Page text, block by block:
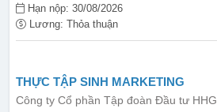
Hạn nộp: 30/08/2026
Lương: Thỏa thuận
THỰC TẬP SINH MARKETING
Công ty Cổ phần Tập đoàn Đầu tư HHG